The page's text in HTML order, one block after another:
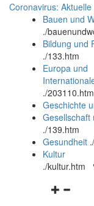
Coronavirus:
Bauen und
./
Bildung und
./133.htm
Europa und
./203110.htm
Geschichte
Gesellschaft
./139.htm
Gesundheit .
Kultur
./kultur.htm